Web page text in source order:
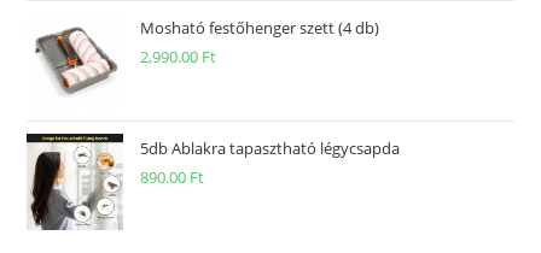
Mosható festőhenger szett (4 db)
2,990.00 Ft
5db Ablakra tapasztható légycsapda
890.00 Ft